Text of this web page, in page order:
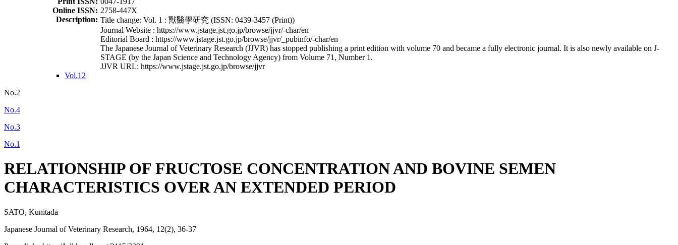
Online ISSN: 2758-447X
Description: Title change: Vol. 1 : 獸醫學研究 (ISSN: 0439-3457 (Print))
Journal Website : https://www.jstage.jst.go.jp/browse/jjvr/-char/en
Editorial Board : https://www.jstage.jst.go.jp/browse/jjvr/_pubinfo/-char/en
The Japanese Journal of Veterinary Research (JJVR) has stopped publishing a print edition with volume 70 and became a fully electronic journal. It is also newly available on J-
STAGE (by the Japan Science and Technology Agency) from Volume 71, Number 1.
JJVR URL: https://www.jstage.jst.go.jp/browse/jjvr
Vol.12
No.2
No.4
No.3
No.1
RELATIONSHIP OF FRUCTOSE CONCENTRATION AND BOVINE SEMEN
CHARACTERISTICS OVER AN EXTENDED PERIOD
SATO, Kunitada
Japanese Journal of Veterinary Research, 1964, 12(2), 36-37